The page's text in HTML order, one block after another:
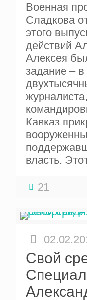
Военная
Сладкова
этого
действий
Алексея
задание –
Кавказ
власть.
21
Свой